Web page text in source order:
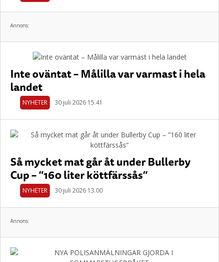
Annons:
Inte oväntat – Målilla var varmast i hela
landet
NYHETER 30 juli 2026 15.41
Så mycket mat går åt under Bullerby
Cup – ”160 liter köttfärssås”
NYHETER 30 juli 2026 13.00
Annons: